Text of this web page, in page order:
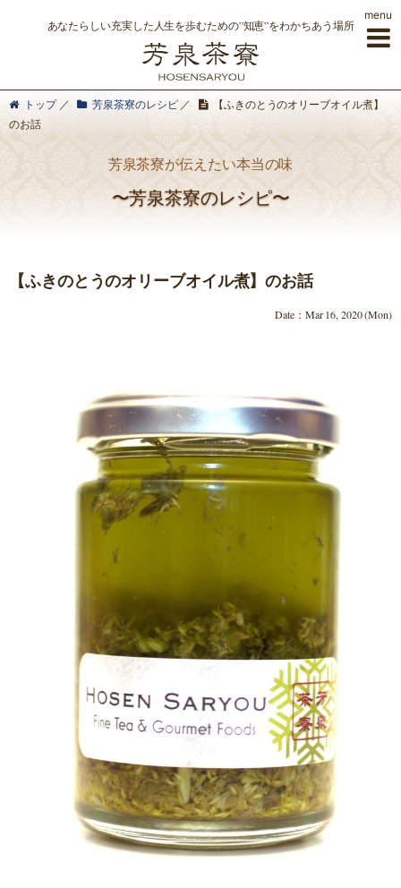
あなたらしい充実した人生を歩むための”知恵”をわかちあう場所
menu
トップ／ 芳泉茶寮のレシピ／
【ふきのとうのオリーブオイル煮】
のお話
芳泉茶寮が伝えたい本当の味
〜芳泉茶寮のレシピ〜
【ふきのとうのオリーブオイル煮】のお話
Date：Mar 16, 2020 (Mon)